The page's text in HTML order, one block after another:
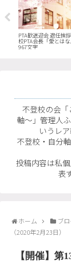
PTA歓送迎会 退任挨
校PTA会長「愛とは
967文字
不登校の会
軸〜」管理人
いうレ
不登校・自分
投稿内容は私
表
ホーム ブ
（2020年2月23日）
【開催】第